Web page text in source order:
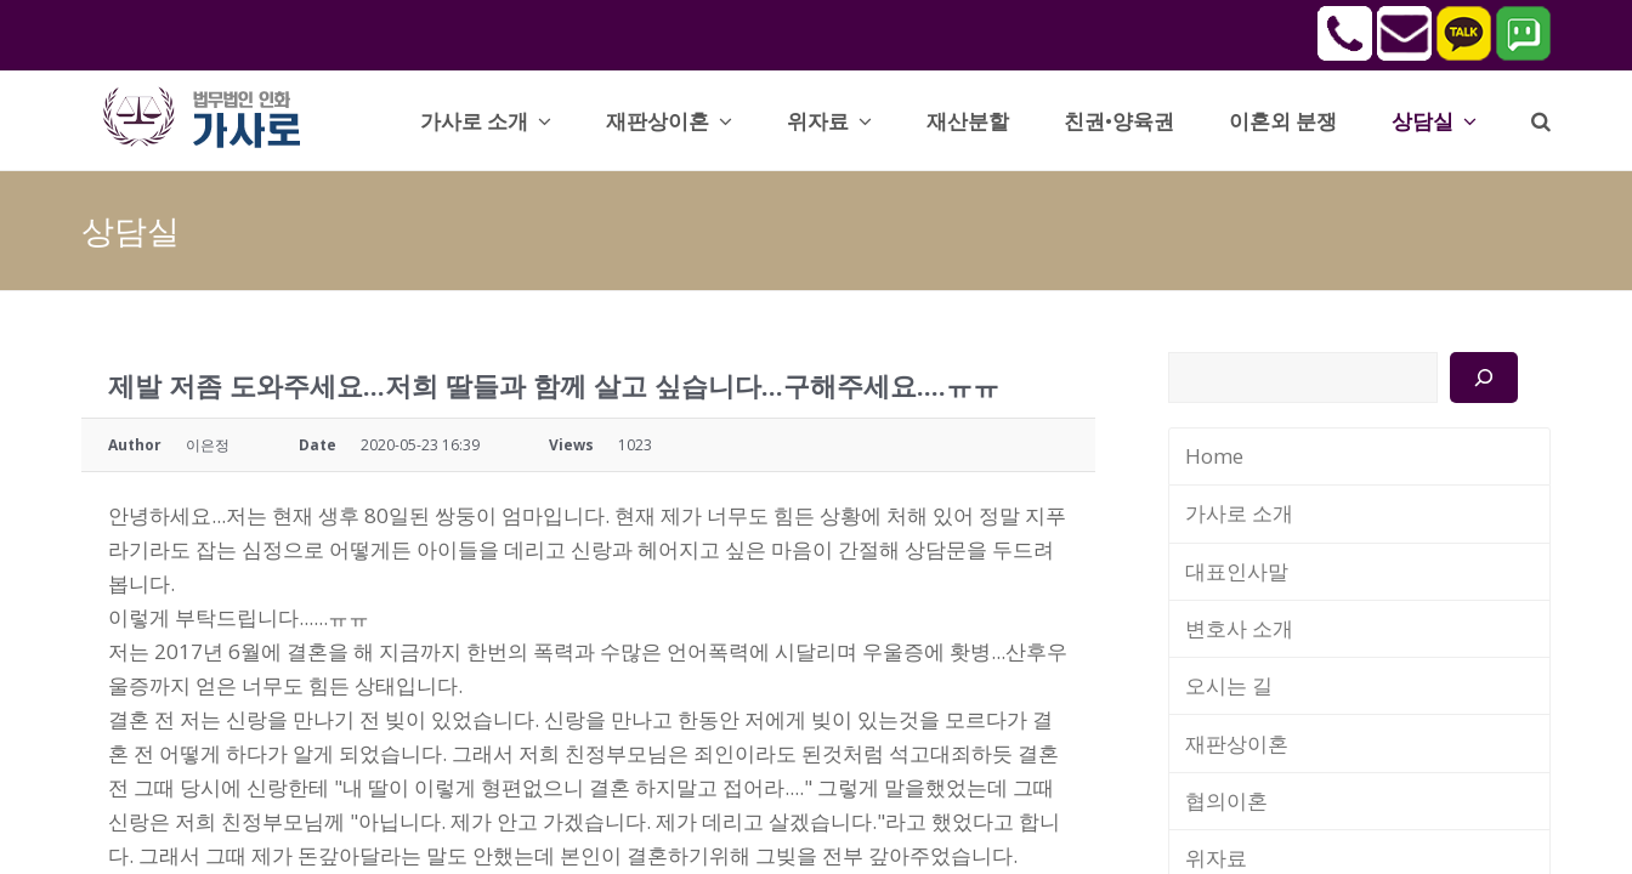
가사로 소개 재판상이혼 위자료 재산분할 친권•양육권 이혼외 분쟁 상담실
상담실
제발 저좀 도와주세요...저희 딸들과 함께 살고 싶습니다...구해주세요....ㅠㅠ
Author 이은정 Date 2020-05-23 16:39 Views 1023
안녕하세요...저는 현재 생후 80일된 쌍둥이 엄마입니다. 현재 제가 너무도 힘든 상황에 처해 있어 정말 지푸
라기라도 잡는 심정으로 어떻게든 아이들을 데리고 신랑과 헤어지고 싶은 마음이 간절해 상담문을 두드려
봅니다.
이렇게 부탁드립니다......ㅠㅠ
저는 2017년 6월에 결혼을 해 지금까지 한번의 폭력과 수많은 언어폭력에 시달리며 우울증에 홧병...산후우
울증까지 얻은 너무도 힘든 상태입니다.
결혼 전 저는 신랑을 만나기 전 빚이 있었습니다. 신랑을 만나고 한동안 저에게 빚이 있는것을 모르다가 결
혼 전 어떻게 하다가 알게 되었습니다. 그래서 저희 친정부모님은 죄인이라도 된것처럼 석고대죄하듯 결혼
전 그때 당시에 신랑한테 "내 딸이 이렇게 형편없으니 결혼 하지말고 접어라...." 그렇게 말을했었는데 그때
신랑은 저희 친정부모님께 "아닙니다. 제가 안고 가겠습니다. 제가 데리고 살겠습니다."라고 했었다고 합니
다. 그래서 그때 제가 돈갚아달라는 말도 안했는데 본인이 결혼하기위해 그빚을 전부 갚아주었습니다.
Home
가사로 소개
대표인사말
변호사 소개
오시는 길
재판상이혼
협의이혼
위자료